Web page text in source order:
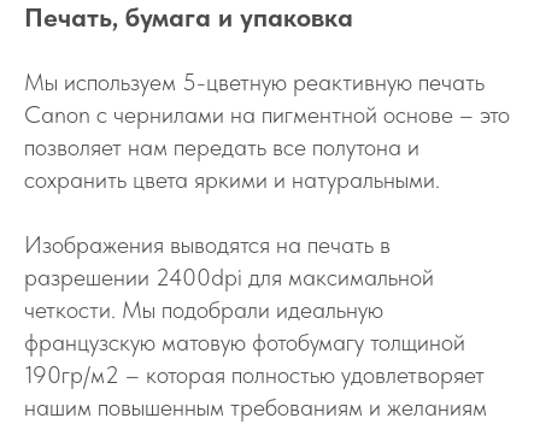
Печать, бумага и упаковка
Мы используем 5-цветную реактивную печать
Canon с чернилами на пигментной основе – это
позволяет нам передать все полутона и
сохранить цвета яркими и натуральными.
Изображения выводятся на печать в
разрешении 2400dpi для максимальной
четкости. Мы подобрали идеальную
французскую матовую фотобумагу толщиной
190гр/м2 – которая полностью удовлетворяет
нашим повышенным требованиям и желаниям